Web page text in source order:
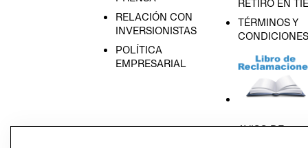
RELACIÓN CON
INVERSIONISTAS
POLÍTICA
EMPRESARIAL
RETIRO EN
TÉRMINOS Y
CONDICIONES
AVISO DE